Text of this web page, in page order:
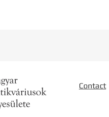
Contact